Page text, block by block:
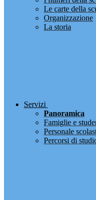
Le carte della
Organizzazione
La storia
Servizi
Panoramica
Famiglie e
Personale
Percorsi di